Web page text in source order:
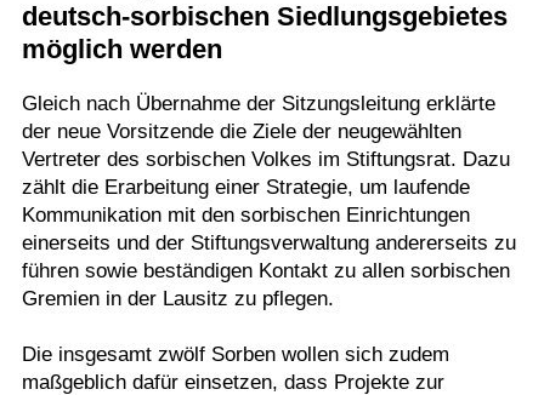
deutsch-sorbischen Siedlungsgebietes
möglich werden
Gleich nach Übernahme der Sitzungsleitung erklärte
der neue Vorsitzende die Ziele der neugewählten
Vertreter des sorbischen Volkes im Stiftungsrat. Dazu
zählt die Erarbeitung einer Strategie, um laufende
Kommunikation mit den sorbischen Einrichtungen
einerseits und der Stiftungsverwaltung andererseits zu
führen sowie beständigen Kontakt zu allen sorbischen
Gremien in der Lausitz zu pflegen.
Die insgesamt zwölf Sorben wollen sich zudem
maßgeblich dafür einsetzen, dass Projekte zur